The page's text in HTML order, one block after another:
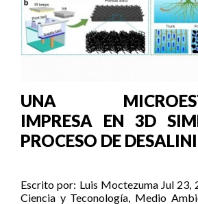
UNA
IMPRESA EN 3D
PROCESO DE
Escrito por: Luis Moctezuma Jul 23,
Ciencia y Teconología, Medio